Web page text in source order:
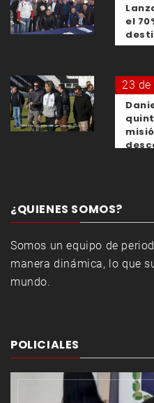
el
23
¿QUIENES SOMOS?
Somos un equipo de
manera dinámica, lo que
mundo.
POLICIALES